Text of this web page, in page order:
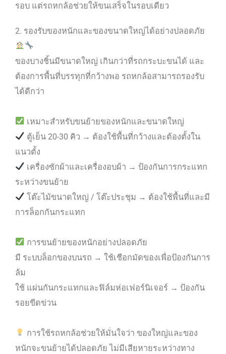
รอบ แต่รถหกล้อช่วยให้ขนเสร็จในรอบเดียว
2. รองรับของหนักและของขนาดใหญ่ได้อย่างปลอดภัย
ของบางชิ้นมีขนาดใหญ่ เกินกว่าที่รถกระบะขนได้ และ
ต้องการพื้นที่บรรทุกที่กว้างพอ รถหกล้อสามารถรองรับ
ได้ดีกว่า
เหมาะสำหรับขนย้ายของหนักและขนาดใหญ่
ตู้เย็น 20-30 คิว → ต้องใช้พื้นที่กว้างและต้องตั้งใน
แนวตั้ง
เครื่องซักผ้าและเครื่องอบผ้า → ป้องกันการกระแทก
ระหว่างขนย้าย
โต๊ะไม้ขนาดใหญ่ / โต๊ะประชุม → ต้องใช้พื้นที่และมี
การล็อกกันกระแทก
การขนย้ายของหนักอย่างปลอดภัย
มี ระบบล็อกของบนรถ → ใช้เชือกมัดของเพื่อป้องกันการ
ล้ม
ใช้ แผ่นกันกระแทกและฟิล์มห่อเฟอร์นิเจอร์ → ป้องกัน
รอยขีดข่วน
การใช้รถหกล้อช่วยให้มั่นใจว่า ของใหญ่และของ
หนักจะขนย้ายได้ปลอดภัย ไม่มีเสียหายระหว่างทาง